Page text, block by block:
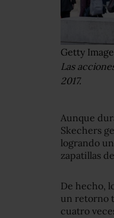
Getty
Las
2017.
Aunque
Skechers
logrando
zapatillas
De hecho,
un retorno
cuatro